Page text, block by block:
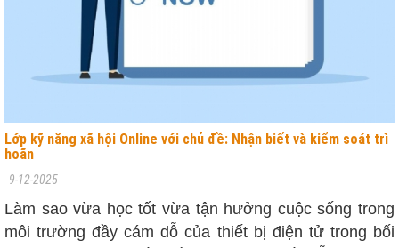
Lớp kỹ năng xã hội Online với chủ đề: Nhận biết và kiểm soát trì
hoãn
9-12-2025
Làm sao vừa học tốt vừa tận hưởng cuộc sống trong
môi trường đầy cám dỗ của thiết bị điện tử trong bối